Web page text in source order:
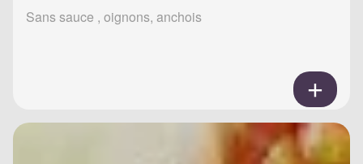
Sans sauce , oignons, anchois